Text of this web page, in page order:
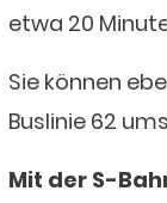
etwa 20
Sie können
Buslinie 62
Mit der S-